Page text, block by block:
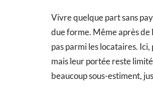
Vivre quelque part sans
due forme. Même après de
pas parmi les locataires.
mais leur portée reste
beaucoup sous-estiment,